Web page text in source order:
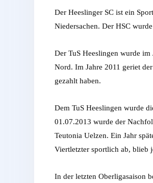
Der Heeslinger SC ist ein
Niedersachen. Der HSC
Der TuS Heeslingen wurde
Nord. Im Jahre 2011 geriet
gezahlt haben.
Dem TuS Heeslingen wurde
01.07.2013 wurde der
Teutonia Uelzen. Ein Jahr
Viertletzter sportlich ab, blieb
In der letzten Oberligasaison